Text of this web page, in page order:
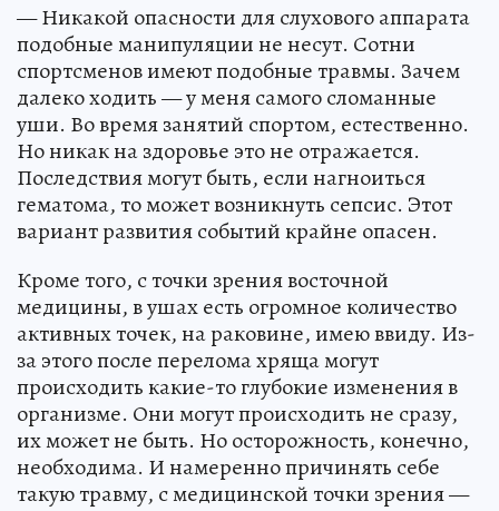
— Никакой опасности для слухового аппарата
подобные манипуляции не несут. Сотни
спортсменов имеют подобные травмы. Зачем
далеко ходить — у меня самого сломанные
уши. Во время занятий спортом, естественно.
Но никак на здоровье это не отражается.
Последствия могут быть, если нагноиться
гематома, то может возникнуть сепсис. Этот
вариант развития событий крайне опасен.
Кроме того, с точки зрения восточной
медицины, в ушах есть огромное количество
активных точек, на раковине, имею ввиду. Из-
за этого после перелома хряща могут
происходить какие-то глубокие изменения в
организме. Они могут происходить не сразу,
их может не быть. Но осторожность, конечно,
необходима. И намеренно причинять себе
такую травму, с медицинской точки зрения —